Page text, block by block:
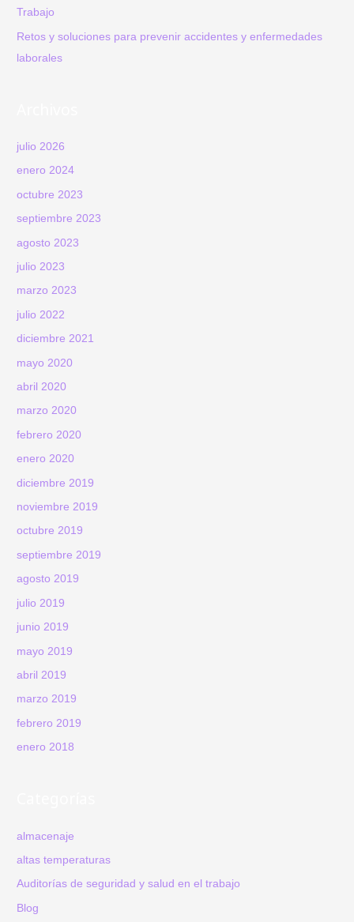
Trabajo
Retos y soluciones para prevenir accidentes y enfermedades
laborales
julio 2026
enero 2024
octubre 2023
septiembre 2023
agosto 2023
julio 2023
marzo 2023
julio 2022
diciembre 2021
mayo 2020
abril 2020
marzo 2020
febrero 2020
enero 2020
diciembre 2019
noviembre 2019
octubre 2019
septiembre 2019
agosto 2019
julio 2019
junio 2019
mayo 2019
abril 2019
marzo 2019
febrero 2019
enero 2018
almacenaje
altas temperaturas
Auditorías de seguridad y salud en el trabajo
Blog